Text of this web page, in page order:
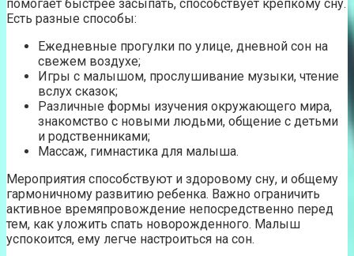
помогает быстрее засыпать, способствует крепкому сну.
Есть разные способы:
Ежедневные прогулки по улице, дневной сон на
свежем воздухе;
Игры с малышом, прослушивание музыки, чтение
вслух сказок;
Различные формы изучения окружающего мира,
знакомство с новыми людьми, общение с детьми
и родственниками;
Массаж, гимнастика для малыша.
Мероприятия способствуют и здоровому сну, и общему
гармоничному развитию ребенка. Важно ограничить
активное времяпровождение непосредственно перед
тем, как уложить спать новорожденного. Малыш
успокоится, ему легче настроиться на сон.